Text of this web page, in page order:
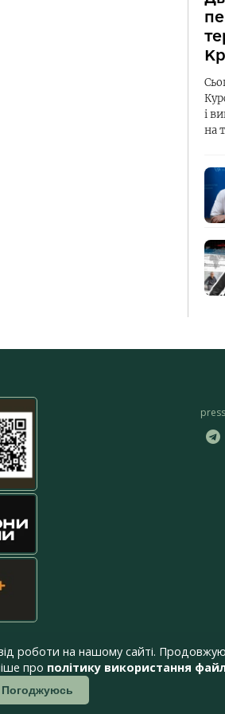
і
на
роботи на нашому сайті.
про політику використання
Погоджуюсь